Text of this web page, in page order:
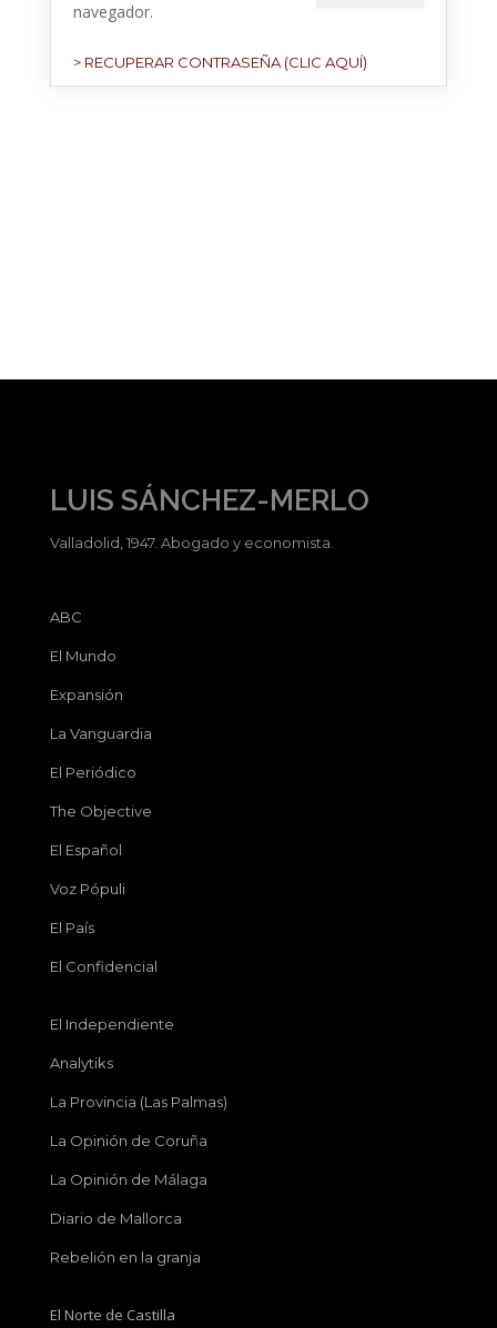
navegador.
> RECUPERAR CONTRASEÑA (CLIC AQUÍ)
LUIS SÁNCHEZ-MERLO
Valladolid, 1947. Abogado y economista.
ABC
El Mundo
Expansión
La Vanguardia
El Periódico
The Objective
El Español
Voz Pópuli
El País
El Confidencial
El Independiente
Analytiks
La Provincia (Las Palmas)
La Opinión de Coruña
La Opinión de Málaga
Diario de Mallorca
Rebelión en la granja
El Norte de Castilla